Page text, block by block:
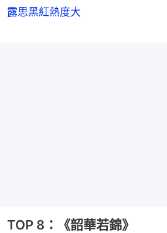
露思黑紅熱度大
TOP 8：《韶華若錦》